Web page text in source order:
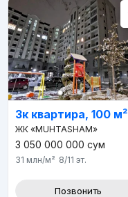
3к квартира, 100 м²
ЖК «MUHTASHAM»
3 050 000 000 сум
31 млн/м² 8/11 эт.
Позвонить